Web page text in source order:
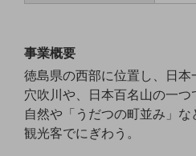
サステナビリティTOP
NTTドコモビジネスグループのサステ
サステナビリティ基本方針
サステナビリティレポート
事業概要
徳島県の西部に位置し、日
穴吹川や、日本百名山の一
自然や「うだつの町並み」な
観光客でにぎわう。